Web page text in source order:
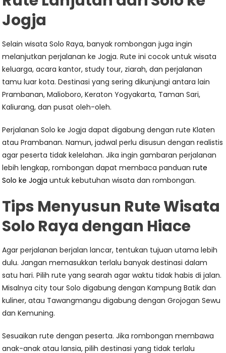
Jogja
Selain wisata Solo Raya, banyak rombongan juga ingin
melanjutkan perjalanan ke Jogja. Rute ini cocok untuk wisata
keluarga, acara kantor, study tour, ziarah, dan perjalanan
tamu luar kota. Destinasi yang sering dikunjungi antara lain
Prambanan, Malioboro, Keraton Yogyakarta, Taman Sari,
Kaliurang, dan pusat oleh-oleh.
Perjalanan Solo ke Jogja dapat digabung dengan rute Klaten
atau Prambanan. Namun, jadwal perlu disusun dengan realistis
agar peserta tidak kelelahan. Jika ingin gambaran perjalanan
lebih lengkap, rombongan dapat membaca panduanrute
Solo ke Jogja untuk kebutuhan wisata dan rombongan.
Tips Menyusun Rute Wisata
Solo Raya dengan Hiace
Agar perjalanan berjalan lancar, tentukan tujuan utama lebih
dulu. Jangan memasukkan terlalu banyak destinasi dalam
satu hari. Pilih rute yang searah agar waktu tidak habis di jalan.
Misalnya city tour Solo digabung dengan Kampung Batik dan
kuliner, atau Tawangmangu digabung dengan Grojogan Sewu
dan Kemuning.
Sesuaikan rute dengan peserta. Jika rombongan membawa
anak-anak atau lansia, pilih destinasi yang tidak terlalu